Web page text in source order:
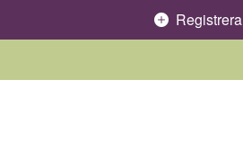
Registrera